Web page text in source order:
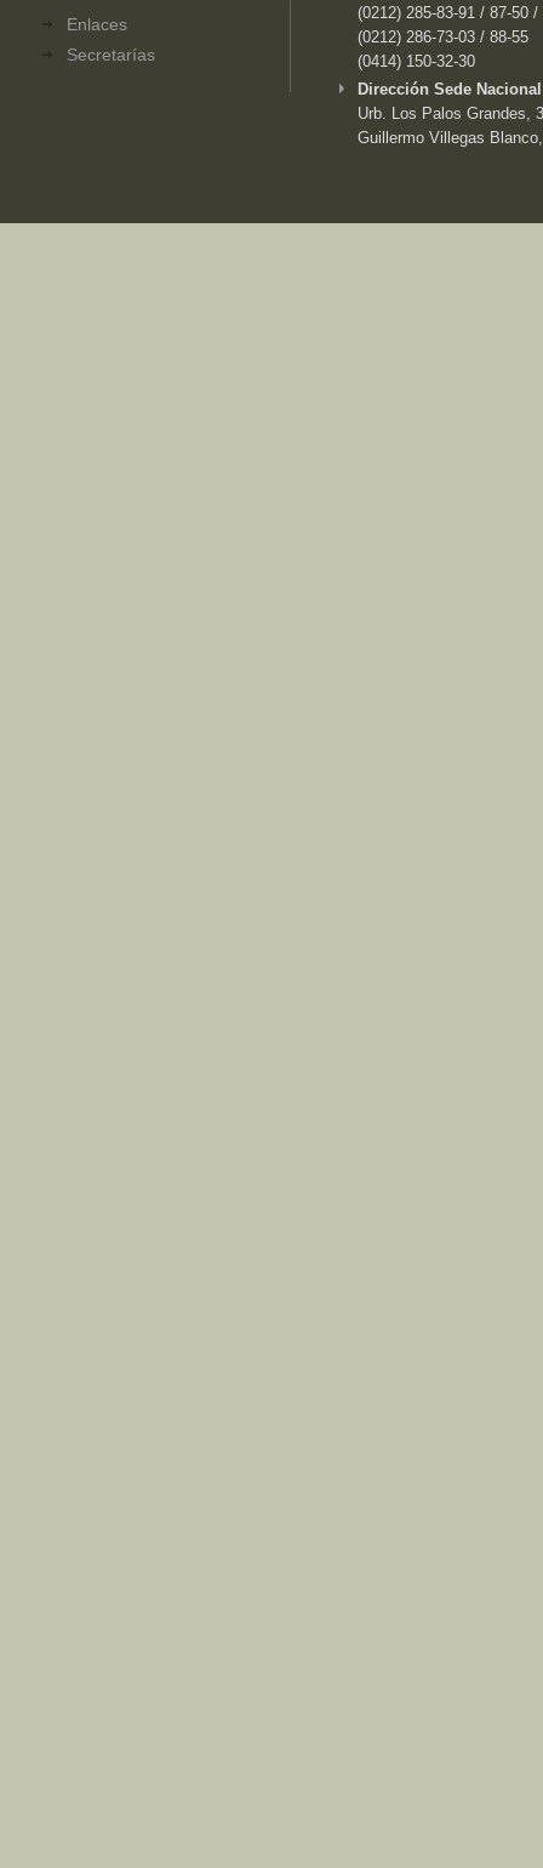
Enlaces
Secretarías
(0212) 285-83-91 / 87-50 /
(0212) 286-73-03 / 88-55
(0414) 150-32-30
Dirección Sede
Urb. Los Palos Grandes,
Guillermo Villegas